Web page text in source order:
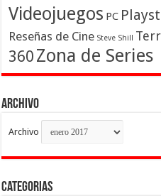
Videojuegos PC
Reseñas de Cine Steve Shill
360 Zona de Series
Archivo
Archivo
Categorias